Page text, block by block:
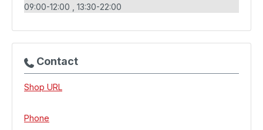
09:00-12:00
13:30-22:00
Contact
Shop URL
Phone